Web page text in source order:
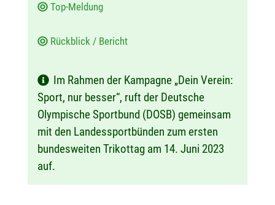
Top-Meldung
Rückblick / Bericht
Im Rahmen der Kampagne „Dein Verein:
Sport, nur besser“, ruft der Deutsche
Olympische Sportbund (DOSB) gemeinsam
mit den Landessportbünden zum ersten
bundesweiten Trikottag am 14. Juni 2023
auf.